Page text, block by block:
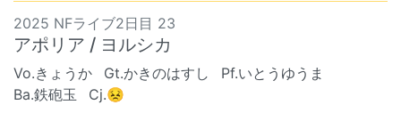
2025 NFライブ2日目 23
アポリア / ヨルシカ
Vo.きょうか Gt.かきのはすし
Pf.いとうゆうま
Ba.鉄砲玉
Cj.😣